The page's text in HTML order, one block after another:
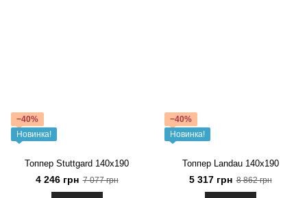
−40%
Новинка!
Топпер Stuttgard 140x190
4 246 грн 7 077 грн
−40%
Новинка!
Топпер Landau 140x190
5 317 грн 8 862 грн